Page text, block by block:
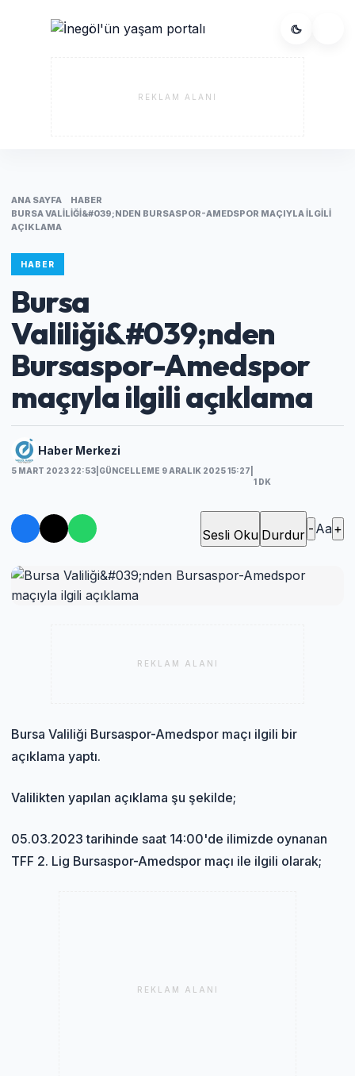
REKLAM ALANI
ANA SAYFA
HABER
BURSA VALILIĞI&#039;NDEN BURSASPOR-AMEDSPOR MAÇIYLA ILGILI
AÇIKLAMA
HABER
Bursa
Valiliği&#039;nden
Bursaspor-Amedspor
maçıyla ilgili açıklama
Haber Merkezi
5 MART 2023 22:53 GÜNCELLEME 9 ARALIK 2025 15:27
1 DK
Sesli Oku Durdur - Aa+
REKLAM ALANI
Bursa Valiliği Bursaspor-Amedspor maçı ilgili bir
açıklama yaptı.
Valilikten yapılan açıklama şu şekilde;
05.03.2023 tarihinde saat 14:00'de ilimizde oynanan
TFF 2. Lig Bursaspor-Amedspor maçı ile ilgili olarak;
REKLAM ALANI